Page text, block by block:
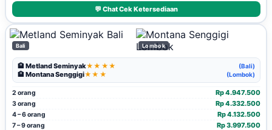
💬 Chat Cek Ketersediaan
Bali Lombok
🏨 Metland Seminyak★★★★ (Bali)
🏨 Montana Senggigi★★★ (Lombok)
2 orang Rp 4.947.500
3 orang Rp 4.332.500
4 – 6 orang Rp 4.132.500
7 – 9 orang Rp 3.997.500